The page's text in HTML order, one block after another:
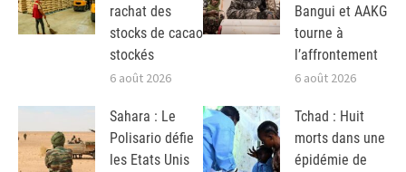
rachat des
stocks de cacao
stockés
6 août 2026
Bangui et AAKG
tourne à
l’affrontement
6 août 2026
Sahara : Le
Polisario défie
les Etats Unis
Tchad : Huit
morts dans une
épidémie de